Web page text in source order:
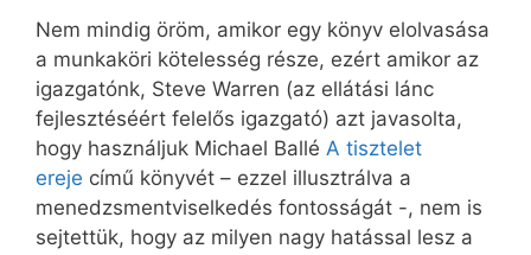
Nem mindig öröm, amikor egy könyv elolvasása
a munkaköri kötelesség része, ezért amikor az
igazgatónk, Steve Warren (az ellátási lánc
fejlesztéséért felelős igazgató) azt javasolta,
hogy használjuk Michael Ballé A tisztelet
ereje című könyvét – ezzel illusztrálva a
menedzsmentviselkedés fontosságát -, nem is
sejtettük, hogy az milyen nagy hatással lesz a